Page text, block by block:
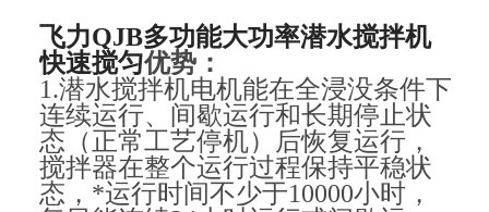
飞力QJB多功能大功率潜水搅拌机
快速搅匀优势：
1.潜水搅拌机电机能在全浸没条件下
连续运行、间歇运行和长期停止状
态（正常工艺停机）后恢复运行，
搅拌器在整个运行过程保持平稳状
态，*运行时间不少于10000小时，